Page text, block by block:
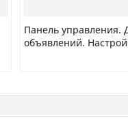
Панель управления.
объявлений.